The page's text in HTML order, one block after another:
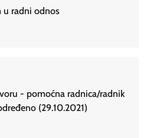
u radni odnos
- pomoćna radnica/radnik
(29.10.2021)